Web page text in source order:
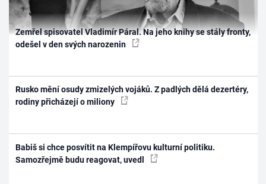
Zemřel spisovatel Vladimír Páral. Na jeho knihy se stály fronty,
odešel v den svých narozenin
Rusko mění osudy zmizelých vojáků. Z padlých dělá dezertéry,
rodiny přicházejí o miliony
Babiš si chce posvítit na Klempířovu kulturní politiku.
Samozřejmě budu reagovat, uvedl